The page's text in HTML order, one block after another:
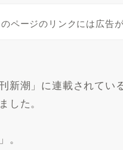
ページのリンクには広告
新潮」に連載されてい
した。